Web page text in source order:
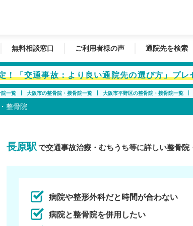
無料相談窓口 ご利用者様の声 通院先を検索
！「交通事故：より良い通院先の選び方」プレ
一覧 大阪市の整骨院・接骨院一覧 大阪市平野区の整骨院・接骨院一覧
整骨院
長原駅で交通事故治療・むちうち等に詳しい整骨院
病院や整形外科だと時間が合わない
病院と整骨院を併用したい